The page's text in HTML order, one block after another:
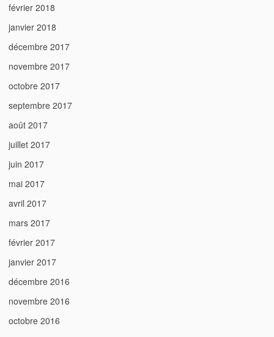
février 2018
janvier 2018
décembre 2017
novembre 2017
octobre 2017
septembre 2017
août 2017
juillet 2017
juin 2017
mai 2017
avril 2017
mars 2017
février 2017
janvier 2017
décembre 2016
novembre 2016
octobre 2016